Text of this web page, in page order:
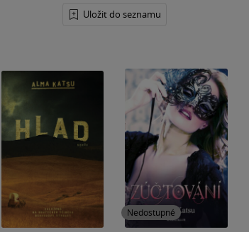
Uložit do seznamu
Nedostupné